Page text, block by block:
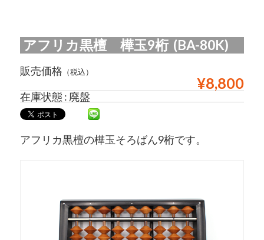
アフリカ黒檀 樺玉9桁 (BA-80K)
販売価格 （税込）
¥8,800
在庫状態 : 廃盤
アフリカ黒檀の樺玉そろばん9桁です。